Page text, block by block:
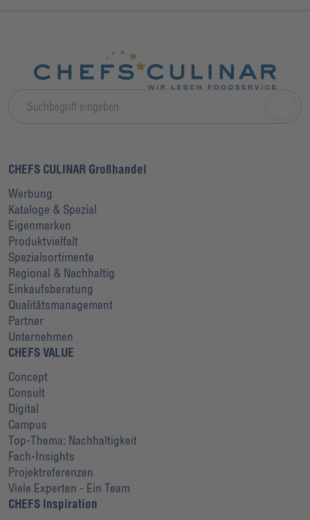
CHEFS CULINAR Großhandel
Werbung
Kataloge & Spezial
Eigenmarken
Produktvielfalt
Spezialsortimente
Regional & Nachhaltig
Einkaufsberatung
Qualitätsmanagement
Partner
Unternehmen
CHEFS VALUE
Concept
Consult
Digital
Campus
Top-Thema: Nachhaltigkeit
Fach-Insights
Projektreferenzen
Viele Experten - Ein Team
CHEFS Inspiration